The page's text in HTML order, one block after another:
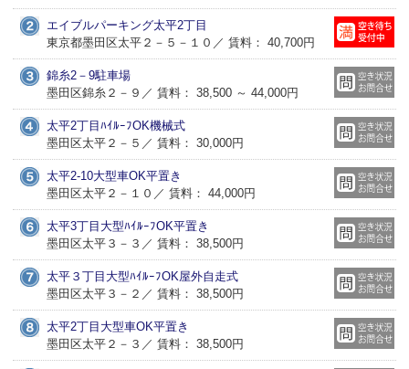
エイブルパーキング太平2丁目
東京都墨田区太平２－５－１０／ 賃料： 40,700円
錦糸2－9駐車場
墨田区錦糸２－９／ 賃料： 38,500 ～ 44,000円
太平2丁目ﾊｲﾙｰﾌOK機械式
墨田区太平２－５／ 賃料： 30,000円
太平2-10大型車OK平置き
墨田区太平２－１０／ 賃料： 44,000円
太平3丁目大型ﾊｲﾙｰﾌOK平置き
墨田区太平３－３／ 賃料： 38,500円
太平３丁目大型ﾊｲﾙｰﾌOK屋外自走式
墨田区太平３－２／ 賃料： 38,500円
太平2丁目大型車OK平置き
墨田区太平２－３／ 賃料： 38,500円